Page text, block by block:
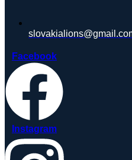
Facebook
Instagram